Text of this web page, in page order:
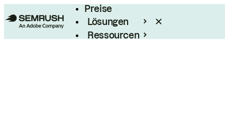
Preise
Lösungen
Ressourcen